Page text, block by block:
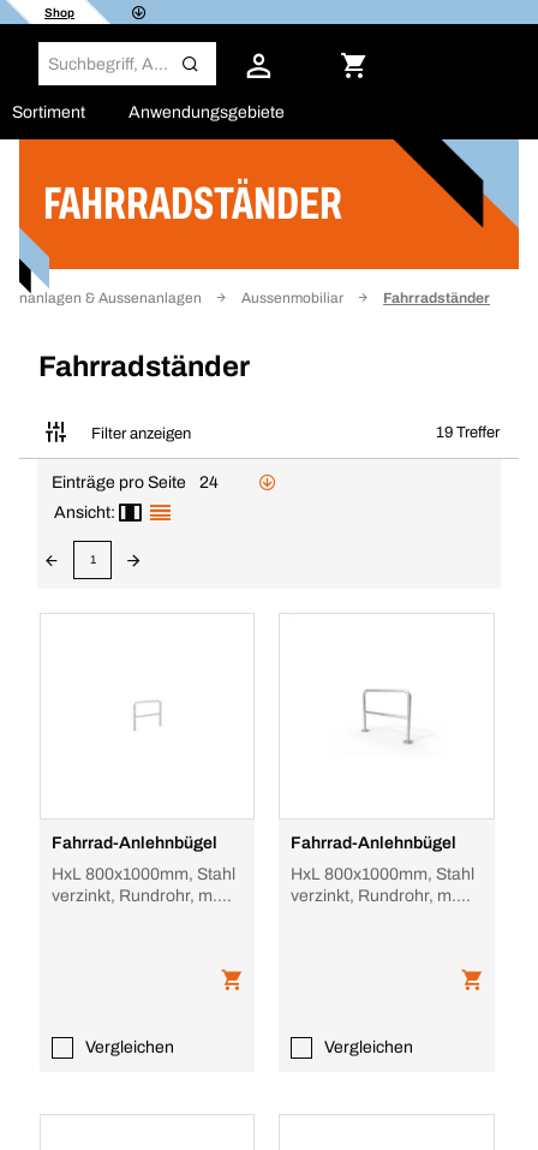
Shop
Sortiment Anwendungsgebiete
FAHRRADSTÄNDER
& Aussenanlagen Aussenmobiliar Fahrradständer
Fahrradständer
Filter anzeigen 19 Treffer
Filter
Einträge pro Seite
24
Ansicht:
1
Fahrrad-Anlehnbügel
HxL 800x1000mm, Stahl
verzinkt, Rundrohr, m.
Vergleichen
Fahrrad-Anlehnbügel
HxL 800x1000mm, Stahl
verzinkt, Rundrohr, m.
Vergleichen